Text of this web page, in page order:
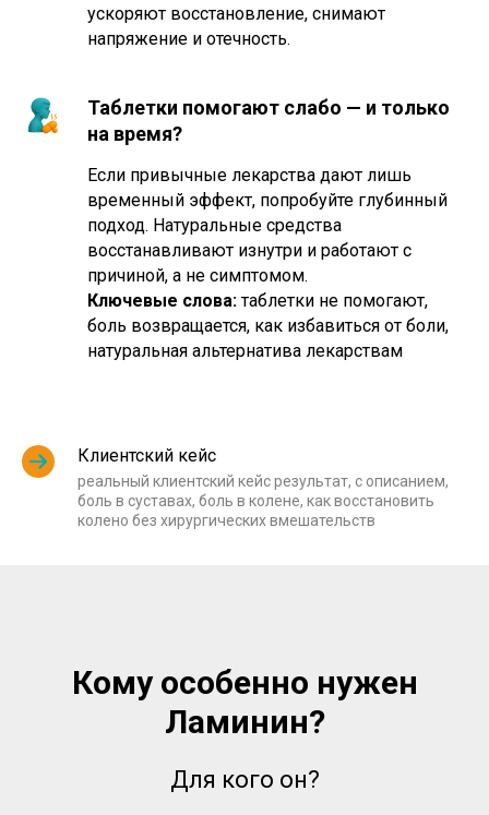
ускоряют восстановление, снимают
напряжение и отечность.
Таблетки помогают слабо — и только
на время?
Если привычные лекарства дают лишь
временный эффект, попробуйте глубинный
подход. Натуральные средства
восстанавливают изнутри и работают с
причиной, а не симптомом.
Ключевые слова:таблетки не помогают,
боль возвращается, как избавиться от боли,
натуральная альтернатива лекарствам
Клиентский кейс
реальный клиентский кейс результат, с описанием,
боль в суставах, боль в колене, как восстановить
колено без хирургических вмешательств
Кому особенно нужен
Ламинин?
Для кого он?